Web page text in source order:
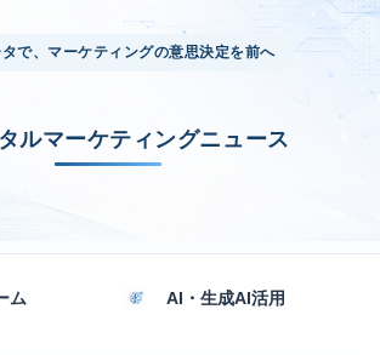
で、マーケティングの意思決定を前へ
ルマーケティングニュース
ム AI・生成AI活用